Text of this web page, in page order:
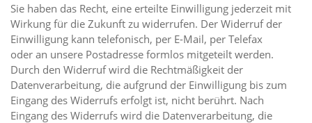
Sie haben das Recht, eine erteilte Einwilligung jederzeit mit
Wirkung für die Zukunft zu widerrufen. Der Widerruf der
Einwilligung kann telefonisch, per E-Mail, per Telefax
oder an unsere Postadresse formlos mitgeteilt werden.
Durch den Widerruf wird die Rechtmäßigkeit der
Datenverarbeitung, die aufgrund der Einwilligung bis zum
Eingang des Widerrufs erfolgt ist, nicht berührt. Nach
Eingang des Widerrufs wird die Datenverarbeitung, die